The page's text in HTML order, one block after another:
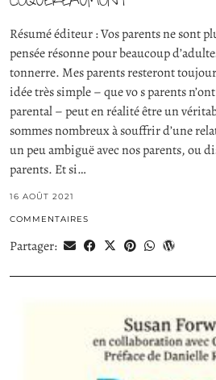
Résumé éditeur : Vos parents ne sont
pensée résonne pour beaucoup
tonnerre. Mes parents resteront
idée très simple – que vo s parents
parental – peut en réalité être un
sommes nombreux à souffrir d’une
un peu ambiguë avec nos parents, ou
parents. Et si…
16 AOÛT 2021
COMMENTAIRES
Partager: